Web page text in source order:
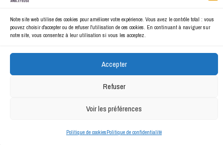
Notre site web utilise des cookies pour améliorer votre expérience. Vous avez le contrôle total : vous
pouvez choisir d'accepter ou de refuser l'utilisation de ces cookies. En continuant à naviguer sur
notre site, vous consentez à leur utilisation si vous les acceptez.
Accepter
Refuser
Voir les préférences
Politique de cookiesPolitique de confidentialité